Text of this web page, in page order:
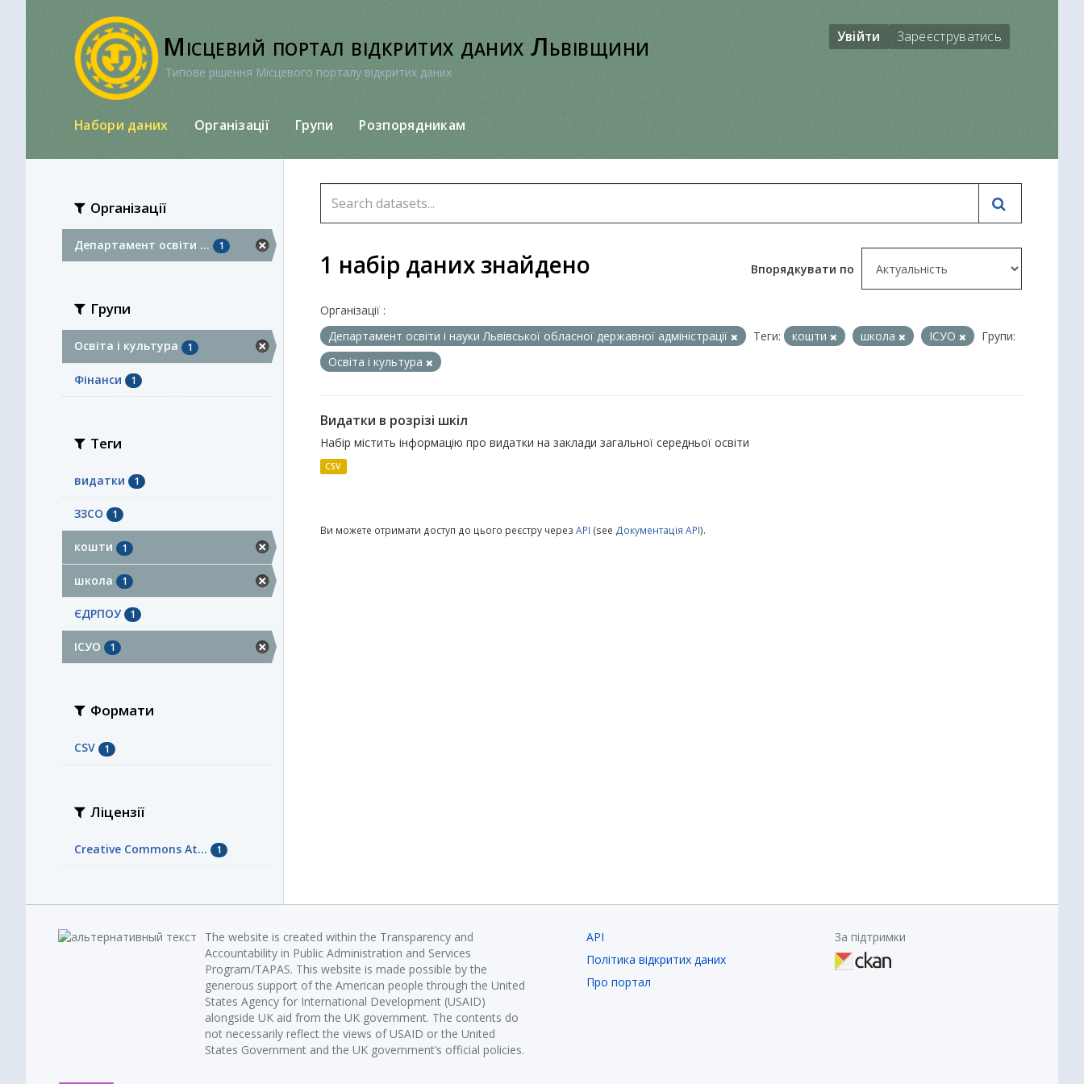
Місцевий портал відкритих даних Львівщини
Типове рішення Місцевого порталу відкритих даних
Увійти Зареєструватись
Набори даних Організації Групи Розпорядникам
Організації
Департамент освіти ... 1
Групи
Освіта і культура 1
Фінанси 1
Теги
видатки 1
ЗЗСО 1
кошти 1
школа 1
ЄДРПОУ 1
ІСУО 1
Формати
CSV 1
Ліцензії
Creative Commons At... 1
Впорядкувати по
1 набір даних знайдено
Організації :
Департамент освіти і науки Львівської обласної державної адміністрації
Теги: кошти школа ІСУО
Групи:
Освіта і культура
Видатки в розрізі шкіл
Набір містить інформацію про видатки на заклади загальної середньої освіти
CSV
Ви можете отримати доступ до цього реєстру через API (see Документація API).
The website is created within the Transparency and
Accountability in Public Administration and Services
Program/TAPAS. This website is made possible by the
generous support of the American people through the United
States Agency for International Development (USAID)
alongside UK aid from the UK government. The contents do
not necessarily reflect the views of USAID or the United
States Government and the UK government’s official policies.
API
Політика відкритих даних
Про портал
За підтримки